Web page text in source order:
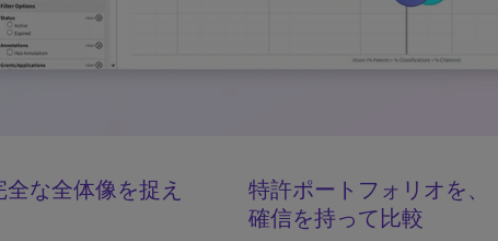
な全体像を捉え
特許ポートフォリオを、
確信を持って比較